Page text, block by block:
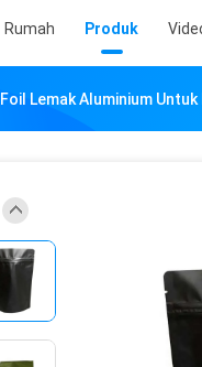
Rumah Produk
Lemak Aluminium